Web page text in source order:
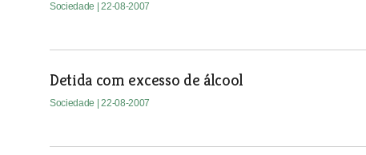
Sociedade | 22-08-2007
Detida com excesso de álcool
Sociedade | 22-08-2007